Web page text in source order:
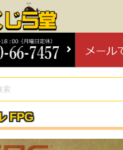
FPG